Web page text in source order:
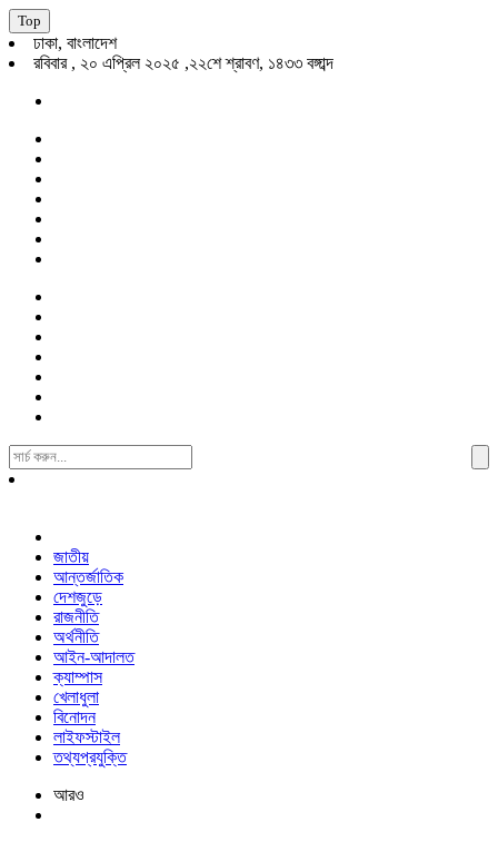
Top
ঢাকা, বাংলাদেশ
রবিবার , ২০ এপ্রিল ২০২৫ ,২২শে শ্রাবণ, ১৪৩৩ বঙ্গাব্দ
Search
For:
জাতীয়
আন্তর্জাতিক
দেশজুড়ে
রাজনীতি
অর্থনীতি
আইন-আদালত
ক্যাম্পাস
খেলাধুলা
বিনোদন
লাইফস্টাইল
তথ্যপ্রযুক্তি
আরও